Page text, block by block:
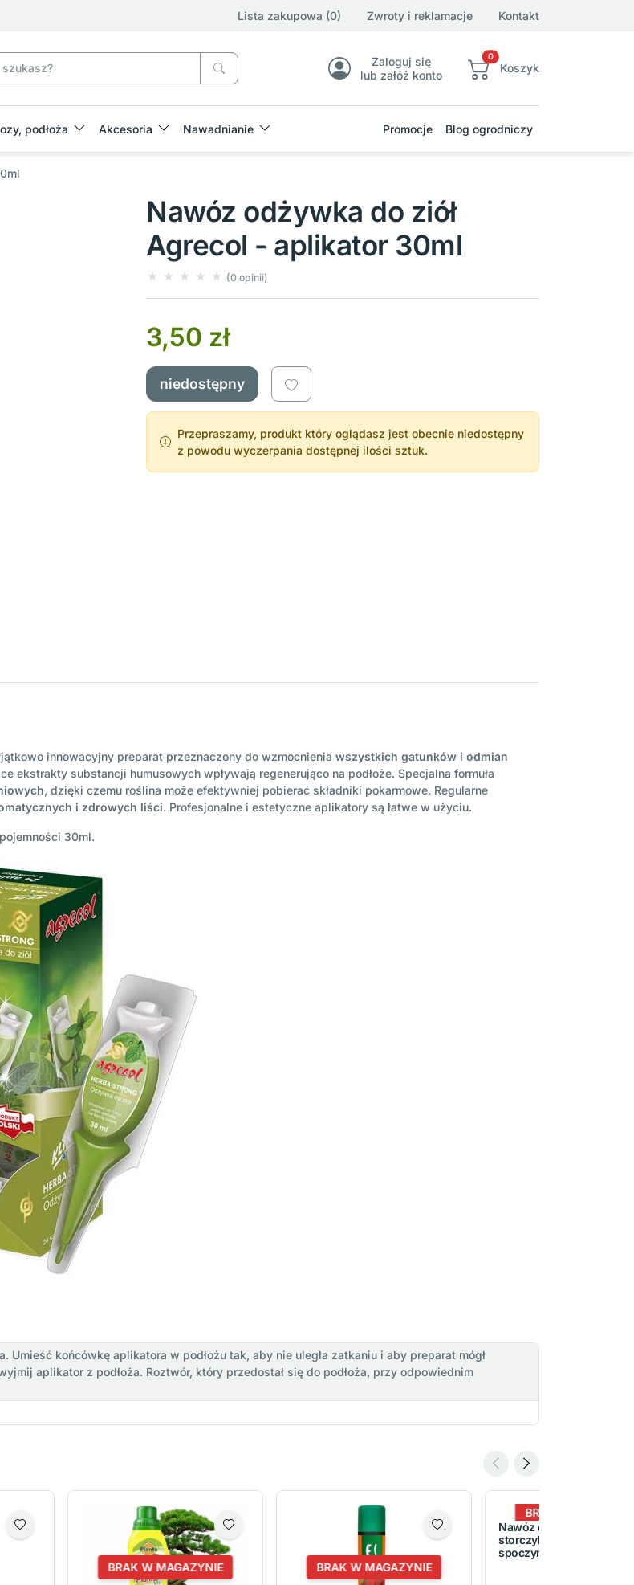
Lista zakupowa (0) Zwroty i reklamacje Kontakt
Zaloguj się
lub załóż konto
0
Koszyk
podłoża Akcesoria Nawadnianie Promocje Blog ogrodniczy
Nawóz odżywka do ziół
Agrecol - aplikator 30ml
(0 opinii)
3,50 zł
niedostępny
Przepraszamy, produkt który oglądasz jest obecnie niedostępny
z powodu wyczerpania dostępnej ilości sztuk.
innowacyjny preparat przeznaczony do wzmocnienia wszystkich gatunków i odmian
ekstrakty substancji humusowych wpływają regenerująco na podłoże. Specjalna formuła
, dzięki czemu roślina może efektywniej pobierać składniki pokarmowe. Regularne
i zdrowych liści. Profesjonalne i estetyczne aplikatory są łatwe w użyciu.
30ml.
Umieść końcówkę aplikatora w podłożu tak, aby nie uległa zatkaniu i aby preparat mógł
aplikator z podłoża. Roztwór, który przedostał się do podłoża, przy odpowiednim
BRAK W MAGAZYNIE BRAK W MAGAZYNIE
BRAK W
Nawóz odżywka DUO do
storczyków w okresie
spoczynku - aplikator